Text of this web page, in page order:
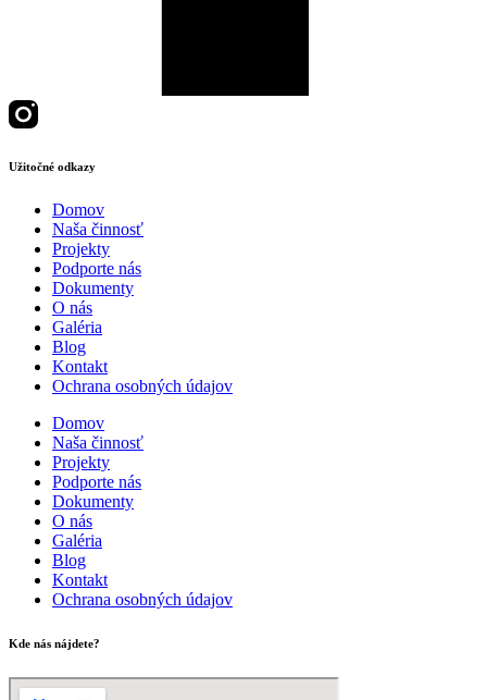
Užitočné odkazy
Domov
Naša činnosť
Projekty
Podporte nás
Dokumenty
O nás
Galéria
Blog
Kontakt
Ochrana osobných údajov
Domov
Naša činnosť
Projekty
Podporte nás
Dokumenty
O nás
Galéria
Blog
Kontakt
Ochrana osobných údajov
Kde nás nájdete?